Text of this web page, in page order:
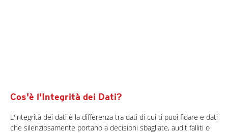
Cos'è l'Integrità dei Dati?
L'integrità dei dati è la differenza tra dati di cui ti puoi fidare e dati
che silenziosamente portano a decisioni sbagliate, audit falliti o